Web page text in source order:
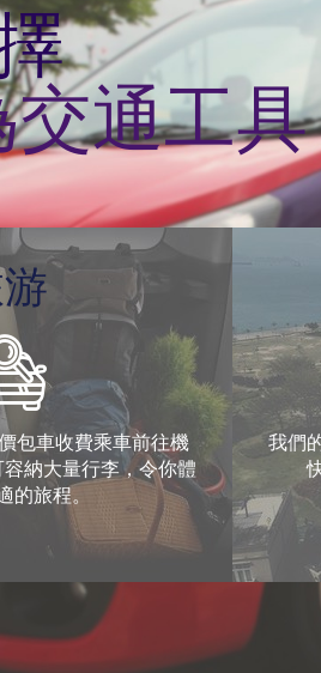
通工
包車收費乘車前往機
納大量行李，令你體
的旅程。
我們